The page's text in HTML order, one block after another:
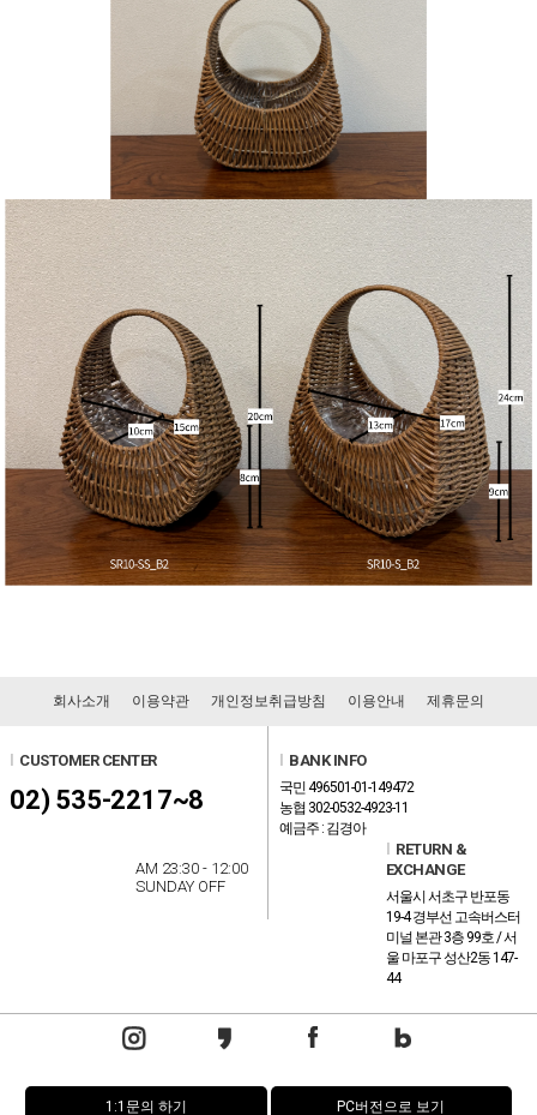
회사소개 이용약관 개인정보취급방침 이용안내 제휴문의
CUSTOMER CENTER
02) 535-2217~8
AM 23:30 - 12:00
SUNDAY OFF
BANK INFO
국민 496501-01-149472
농협 302-0532-4923-11
예금주 : 김경아
RETURN &
EXCHANGE
서울시 서초구 반포동
19-4 경부선 고속버스터
미널 본관 3층 99호 / 서
울 마포구 성산2동 147-
44
1:1문의 하기 PC버전으로 보기